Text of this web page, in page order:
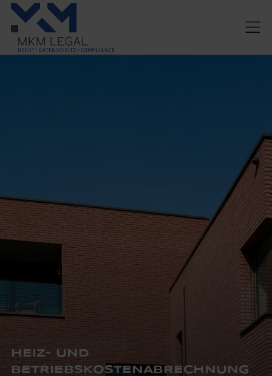
HEIZ- UND
BETRIEBSKOSTENABRECHNUNG